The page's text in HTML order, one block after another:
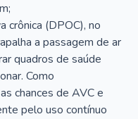
crônica (DPOC), no
a passagem de ar
quadros de saúde
Como
chances de AVC e
pelo uso contínuo